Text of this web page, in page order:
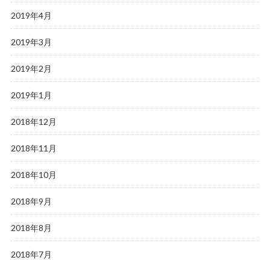
2019年4月
2019年3月
2019年2月
2019年1月
2018年12月
2018年11月
2018年10月
2018年9月
2018年8月
2018年7月